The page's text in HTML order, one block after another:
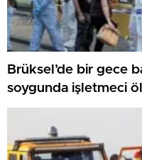
Brüksel’de bir gece
soygunda işletmeci